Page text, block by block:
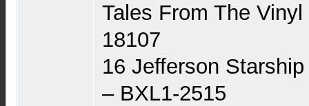
Tales From The
18107
16 Jefferson
‎– BXL1-2515